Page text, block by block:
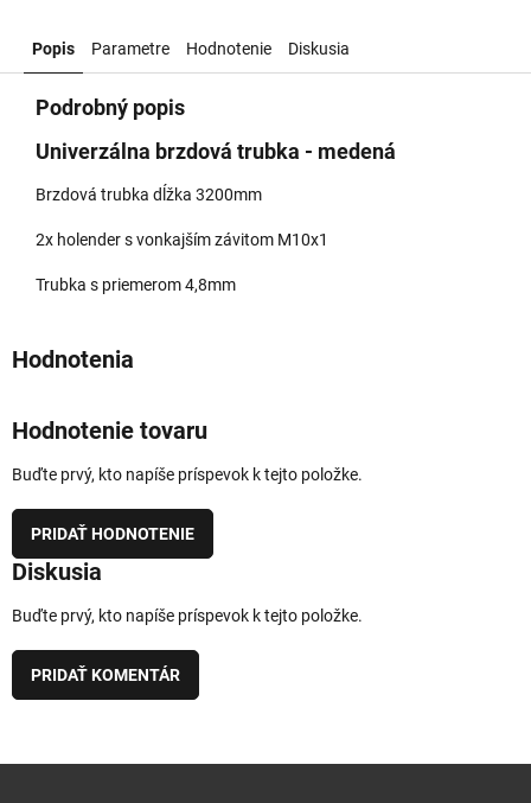
Popis Parametre Hodnotenie Diskusia
Podrobný popis
Univerzálna brzdová trubka - medená
Brzdová trubka dĺžka 3200mm
2x holender s vonkajším závitom M10x1
Trubka s priemerom 4,8mm
Hodnotenie tovaru
Buďte prvý, kto napíše príspevok k tejto položke.
PRIDAŤ HODNOTENIE
Diskusia
Buďte prvý, kto napíše príspevok k tejto položke.
PRIDAŤ KOMENTÁR